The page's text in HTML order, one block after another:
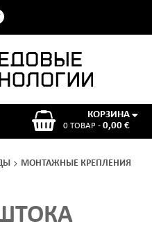
КОРЗИНА
0 ТОВАР - 0,00 €
МОНТАЖНЫЕ КРЕПЛЕНИЯ